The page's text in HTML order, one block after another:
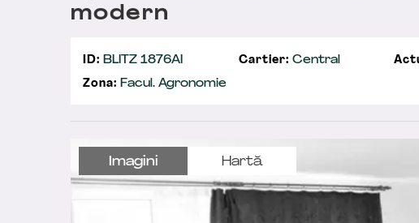
Imagini Hartă
modern
ID: BLITZ 1876AI Cartier: Central
Zona: Facul. Agronomie